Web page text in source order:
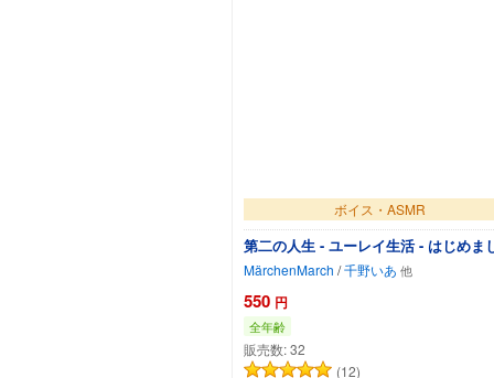
ボイス・ASMR
第二の人生 - ユーレイ生活 - はじめま
MärchenMarch /千野いあ
550 円
全年齢
販売数:32
(12)